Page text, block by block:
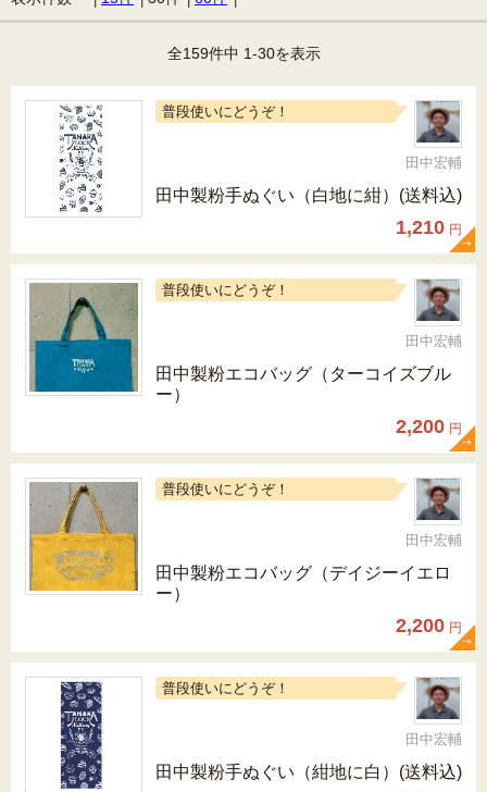
全159件中 1-30を表示
普段使いにどうぞ！
田中宏輔
田中製粉手ぬぐい（白地に紺）(送料込)
1,210 円
普段使いにどうぞ！
田中宏輔
田中製粉エコバッグ（ターコイズブル
ー）
2,200 円
普段使いにどうぞ！
田中宏輔
田中製粉エコバッグ（デイジーイエロ
ー）
2,200 円
普段使いにどうぞ！
田中宏輔
田中製粉手ぬぐい（紺地に白）(送料込)